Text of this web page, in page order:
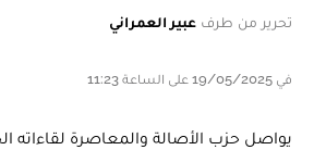
تحرير من طرف عبير العمراني
في 19/05/2025 على الساعة 11:23
يواصل حزب الأصالة والمعاصرة لقاءاته